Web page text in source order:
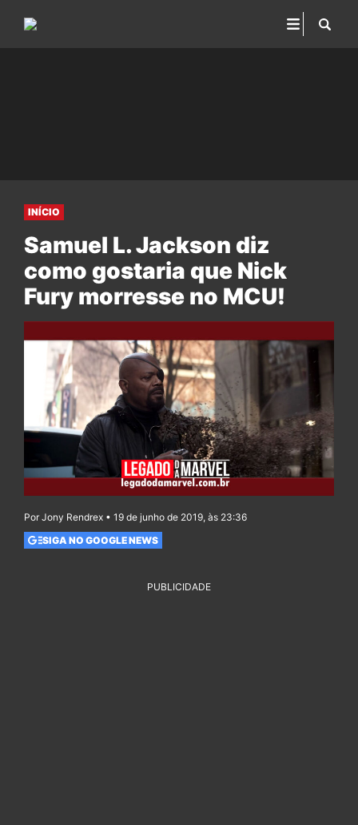
INÍCIO
Samuel L. Jackson diz
como gostaria que Nick
Fury morresse no MCU!
Por Jony Rendrex • 19 de junho de 2019, às 23:36
SIGA NO GOOGLE NEWS
PUBLICIDADE